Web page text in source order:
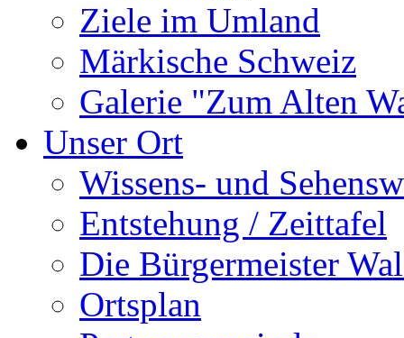
Ziele im Umland
Märkische Schweiz
Galerie "Zum Alten
Unser Ort
Wissens- und
Entstehung / Zeittafel
Die Bürgermeister
Ortsplan